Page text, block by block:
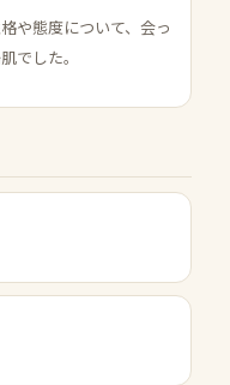
や態度について、会っ
でした。